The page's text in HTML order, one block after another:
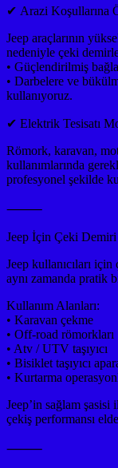
✔ Arazi Koşullarına
Jeep araçlarının
nedeniyle çeki
• Güçlendirilmiş
• Darbelere ve
kullanıyoruz.
✔ Elektrik Tesisatı
Römork, karavan,
kullanımlarında
profesyonel şekilde
⸻
Jeep İçin Çeki
Jeep kullanıcıları
aynı zamanda pratik
Kullanım Alanları:
• Karavan çekme
• Off-road römorkları
• Atv / UTV taşıyıcı
• Bisiklet taşıyıcı
• Kurtarma
Jeep’in sağlam
çekiş performansı
⸻